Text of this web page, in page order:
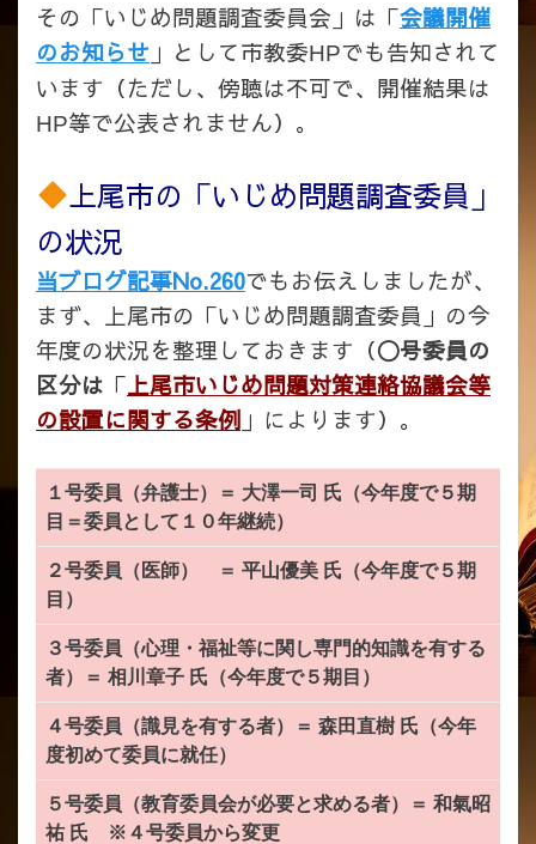
その「いじめ問題調査委員会」は「会議開催
のお知らせ 」として市教委HPでも告知されて
います（ただし、傍聴は不可で、開催結果は
HP等で公表されません）。
上尾市の「いじめ問題調査委員」
の状況
当ブログ記事No.260でもお伝えしましたが、
まず、上尾市の「いじめ問題調査委員」の今
年度の状況を整理しておきます（〇号委員の
区分は 「上尾市いじめ問題対策連絡協議会等
の設置に関する条例 」によります）。
１号委員（弁護士）＝ 大澤一司 氏（今年度で５期
目＝委員として１０年継続）
２号委員（医師） ＝ 平山優美 氏（今年度で５期
目）
３号委員（心理・福祉等に関し専門的知識を有する
者）＝ 相川章子 氏（今年度で５期目）
４号委員（識見を有する者）＝ 森田直樹 氏（今年
度初めて委員に就任）
５号委員（教育委員会が必要と求める者）＝ 和氣昭
祐 氏 ※４号委員から変更